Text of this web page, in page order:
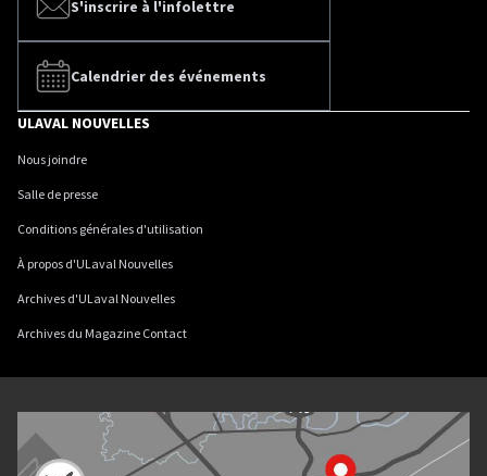
S'inscrire à l'infolettre
Calendrier des événements
ULAVAL NOUVELLES
Nous joindre
Salle de presse
Conditions générales d'utilisation
À propos d'ULaval Nouvelles
Archives d'ULaval Nouvelles
Archives du Magazine Contact